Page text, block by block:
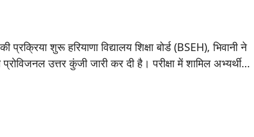
शुरू हरियाणा विद्यालय शिक्षा बोर्ड (BSEH), भिवानी ने
प्रोविजनल उत्तर कुंजी जारी कर दी है। परीक्षा में शामिल अभ्यर्थी…